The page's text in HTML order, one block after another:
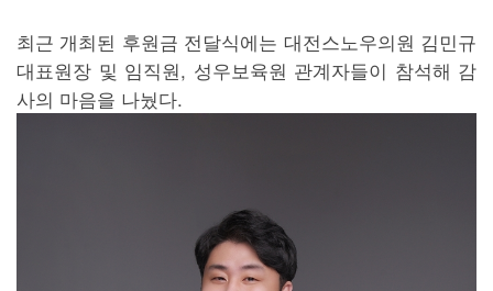
최근 개최된 후원금 전달식에는 대전스노우의원 김민규
대표원장 및 임직원, 성우보육원 관계자들이 참석해 감
사의 마음을 나눴다.